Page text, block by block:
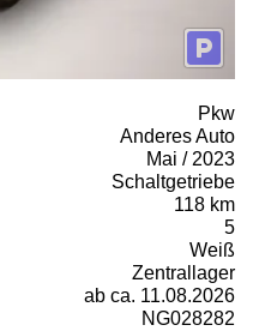
Pkw
Anderes Auto
Mai / 2023
Schaltgetriebe
118 km
5
Weiß
Zentrallager
ab ca. 11.08.2026
NG028282